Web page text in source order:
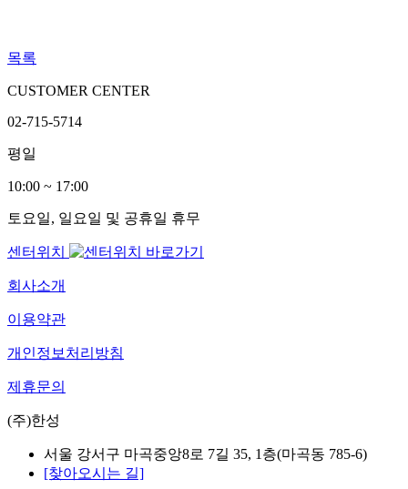
목록
CUSTOMER CENTER
02-715-5714
평일
10:00 ~ 17:00
토요일, 일요일 및 공휴일 휴무
센터위치
회사소개
이용약관
개인정보처리방침
제휴문의
(주)한성
서울 강서구 마곡중앙8로 7길 35, 1층(마곡동 785-6)
[찾아오시는 길]